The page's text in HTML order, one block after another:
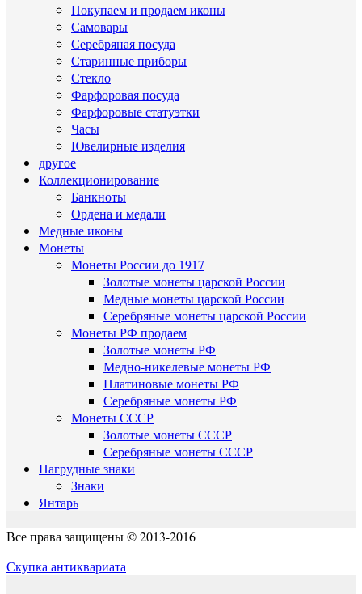
Покупаем и продаем иконы
Самовары
Серебряная посуда
Старинные приборы
Стекло
Фарфоровая посуда
Фарфоровые статуэтки
Часы
Ювелирные изделия
другое
Коллекционирование
Банкноты
Ордена и медали
Медные иконы
Монеты
Монеты России до 1917
Золотые монеты царской России
Медные монеты царской России
Серебряные монеты царской России
Монеты РФ продаем
Золотые монеты РФ
Медно-никелевые монеты РФ
Платиновые монеты РФ
Серебряные монеты РФ
Монеты СССР
Золотые монеты СССР
Серебряные монеты СССР
Нагрудные знаки
Знаки
Янтарь
Все права защищены © 2013-2016
Скупка антиквариата